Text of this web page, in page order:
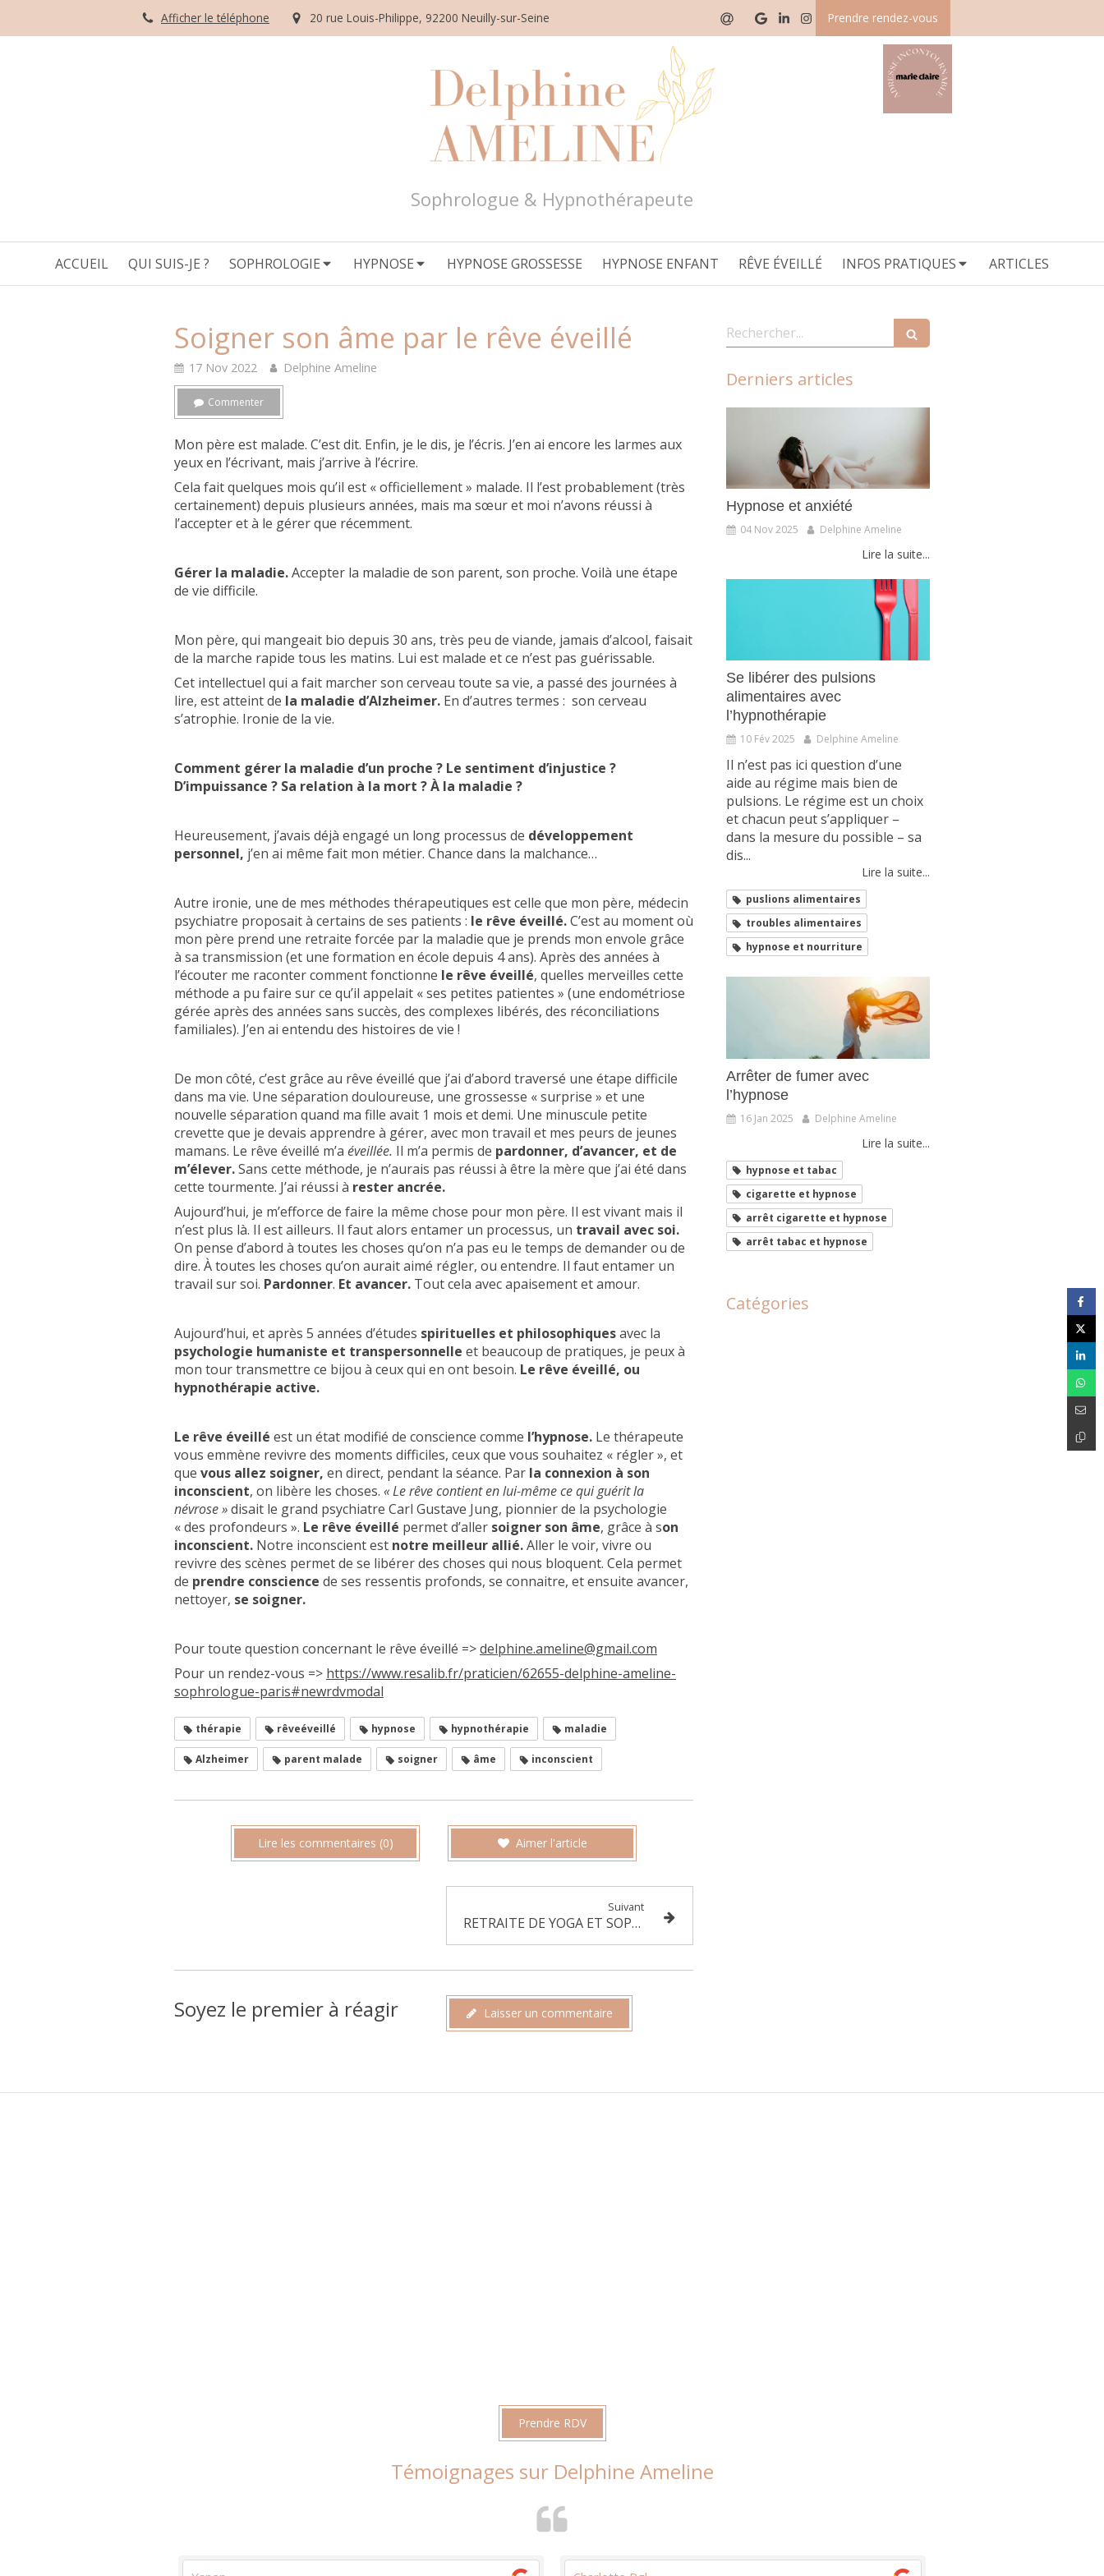
Afficher le téléphone 20 rue Louis-Philippe, 92200 Neuilly-sur-Seine Prendre rendez-vous
Sophrologue & Hypnothérapeute
ACCUEIL QUI SUIS-JE ? SOPHROLOGIE HYPNOSE HYPNOSE GROSSESSE HYPNOSE ENFANT RÊVE ÉVEILLÉ INFOS PRATIQUES ARTICLES
Soigner son âme par le rêve éveillé
17 Nov 2022 Delphine Ameline
Commenter
Mon père est malade. C’est dit. Enfin, je le dis, je l’écris. J’en ai encore les larmes aux
yeux en l’écrivant, mais j’arrive à l’écrire.
Cela fait quelques mois qu’il est « officiellement » malade. Il l’est probablement (très
certainement) depuis plusieurs années, mais ma sœur et moi n’avons réussi à
l’accepter et à le gérer que récemment.
Gérer la maladie.Accepter la maladie de son parent, son proche. Voilà une étape
de vie difficile.
Mon père, qui mangeait bio depuis 30 ans, très peu de viande, jamais d’alcool, faisait
de la marche rapide tous les matins. Lui est malade et ce n’est pas guérissable.
Cet intellectuel qui a fait marcher son cerveau toute sa vie, a passé des journées à
lire, est atteint de la maladie d’Alzheimer. En d’autres termes : son cerveau
s’atrophie. Ironie de la vie.
Comment gérer la maladie d’un proche ? Le sentiment d’injustice ?
D’impuissance ? Sa relation à la mort ? À la maladie ?
Heureusement, j’avais déjà engagé un long processus de développement
personnel, j’en ai même fait mon métier. Chance dans la malchance…
Autre ironie, une de mes méthodes thérapeutiques est celle que mon père, médecin
psychiatre proposait à certains de ses patients : le rêve éveillé.C’est au moment où
mon père prend une retraite forcée par la maladie que je prends mon envole grâce
à sa transmission (et une formation en école depuis 4 ans). Après des années à
l’écouter me raconter comment fonctionne le rêve éveillé, quelles merveilles cette
méthode a pu faire sur ce qu’il appelait « ses petites patientes » (une endométriose
gérée après des années sans succès, des complexes libérés, des réconciliations
familiales). J’en ai entendu des histoires de vie !
De mon côté, c’est grâce au rêve éveillé que j’ai d’abord traversé une étape difficile
dans ma vie. Une séparation douloureuse, une grossesse « surprise » et une
nouvelle séparation quand ma fille avait 1 mois et demi. Une minuscule petite
crevette que je devais apprendre à gérer, avec mon travail et mes peurs de jeunes
mamans. Le rêve éveillé m’a éveillée. Il m’a permis de pardonner, d’avancer, et de
m’élever.Sans cette méthode, je n’aurais pas réussi à être la mère que j’ai été dans
cette tourmente. J’ai réussi à rester ancrée.
Aujourd’hui, je m’efforce de faire la même chose pour mon père. Il est vivant mais il
n’est plus là. Il est ailleurs. Il faut alors entamer un processus, un travail avec soi.
On pense d’abord à toutes les choses qu’on n’a pas eu le temps de demander ou de
dire. À toutes les choses qu’on aurait aimé régler, ou entendre. Il faut entamer un
travail sur soi. Pardonner. Et avancer. Tout cela avec apaisement et amour.
Aujourd’hui, et après 5 années d’études spirituelles et philosophiquesavec la
psychologie humaniste et transpersonnelle et beaucoup de pratiques, je peux à
mon tour transmettre ce bijou à ceux qui en ont besoin. Le rêve éveillé, ou
hypnothérapie active.
Le rêve éveillé est un état modifié de conscience comme l’hypnose. Le thérapeute
vous emmène revivre des moments difficiles, ceux que vous souhaitez « régler », et
que vous allez soigner, en direct, pendant la séance. Par la connexion à son
inconscient, on libère les choses. « Le rêve contient en lui-même ce qui guérit la
névrose »disait le grand psychiatre Carl Gustave Jung, pionnier de la psychologie
« des profondeurs ». Le rêve éveillé permet d’aller soigner son âme, grâce à son
inconscient. Notre inconscient est notre meilleur allié.Aller le voir, vivre ou
revivre des scènes permet de se libérer des choses qui nous bloquent. Cela permet
de prendre conscience de ses ressentis profonds, se connaitre, et ensuite avancer,
nettoyer, se soigner.
Pour toute question concernant le rêve éveillé =>delphine.ameline@gmail.com
Pour un rendez-vous => https://www.resalib.fr/praticien/62655-delphine-ameline-
sophrologue-paris#newrdvmodal
thérapie rêveéveillé hypnose hypnothérapie maladie
Alzheimer parent malade soigner âme inconscient
Lire les commentaires (0) Aimer l'article
Suivant
RETRAITE DE YOGA ET SOPHROLOGIE DANS LE PERCHE 27-29 JANVIER 2023
Soyez le premier à réagir Laisser un commentaire
Rechercher
Derniers articles
Hypnose et anxiété
04 Nov 2025 Delphine Ameline
Lire la suite...
Se libérer des pulsions
alimentaires avec
l’hypnothérapie
10 Fév 2025 Delphine Ameline
Il n’est pas ici question d’une
aide au régime mais bien de
pulsions. Le régime est un choix
et chacun peut s’appliquer –
dans la mesure du possible – sa
dis...
Lire la suite...
puslions alimentaires
troubles alimentaires
hypnose et nourriture
Arrêter de fumer avec
l’hypnose
16 Jan 2025 Delphine Ameline
Lire la suite...
hypnose et tabac
cigarette et hypnose
arrêt cigarette et hypnose
arrêt tabac et hypnose
Catégories
Prendre RDV
Témoignages sur Delphine Ameline